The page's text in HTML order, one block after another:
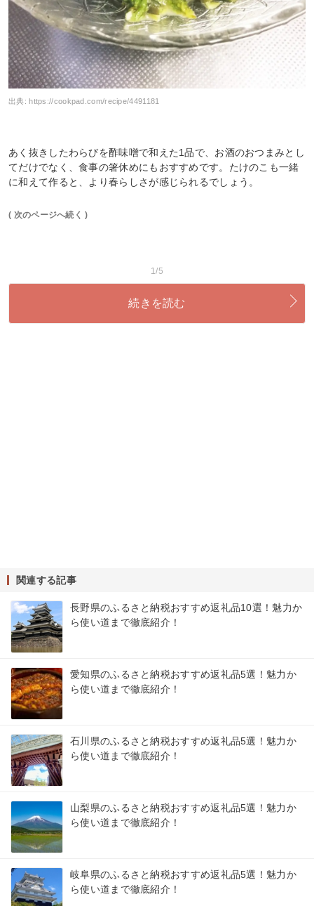
出典: https://cookpad.com/recipe/4491181
あく抜きしたわらびを酢味噌で和えた1品で、お酒のおつまみとし
てだけでなく、食事の箸休めにもおすすめです。たけのこも一緒
に和えて作ると、より春らしさが感じられるでしょう。
( 次のページへ続く )
1/5
続きを読む
関連する記事
長野県のふるさと納税おすすめ返礼品10選！魅力か
ら使い道まで徹底紹介！
愛知県のふるさと納税おすすめ返礼品5選！魅力か
ら使い道まで徹底紹介！
石川県のふるさと納税おすすめ返礼品5選！魅力か
ら使い道まで徹底紹介！
山梨県のふるさと納税おすすめ返礼品5選！魅力か
ら使い道まで徹底紹介！
岐阜県のふるさと納税おすすめ返礼品5選！魅力か
ら使い道まで徹底紹介！